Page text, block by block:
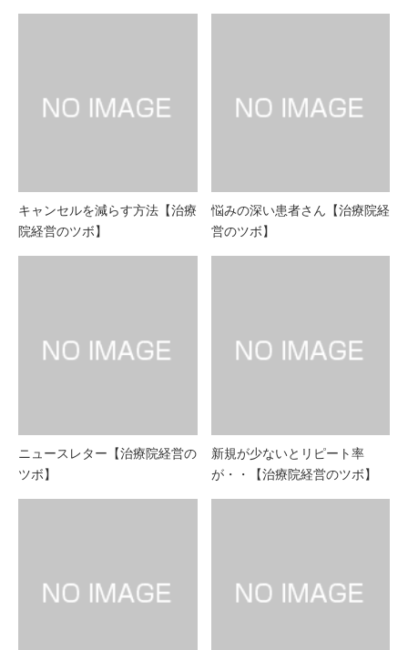
キャンセルを減らす方法【治療
院経営のツボ】
悩みの深い患者さん【治療院経
営のツボ】
ニュースレター【治療院経営の
ツボ】
新規が少ないとリピート率
が・・【治療院経営のツボ】